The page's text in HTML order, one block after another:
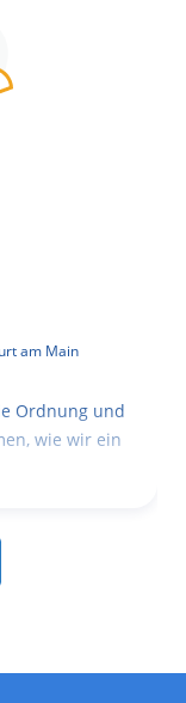
am Main
Ordnung und
wie wir ein